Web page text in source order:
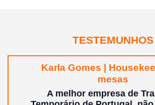
TESTEMUNHOS
Karla Gomes |
mesas
A melhor empresa de